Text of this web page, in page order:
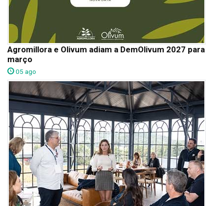
Agromillora e Olivum adiam a DemOlivum 2027 para
março
05 ago